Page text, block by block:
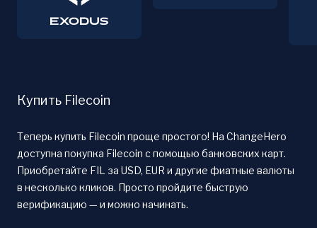
Купить Filecoin
Теперь купить Filecoin проще простого! На ChangeHero
доступна покупка Filecoin с помощью банковских карт.
Приобретайте FIL за USD, EUR и другие фиатные валюты
в несколько кликов. Просто пройдите быструю
верификацию — и можно начинать.